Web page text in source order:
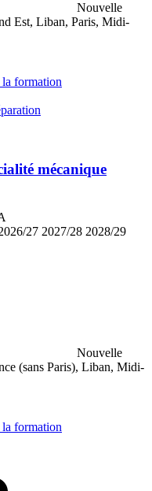
Nouvelle
Est, Liban, Paris, Midi-
formation
mécanique
27 2027/28 2028/29
Nouvelle
(sans Paris), Liban, Midi-
formation